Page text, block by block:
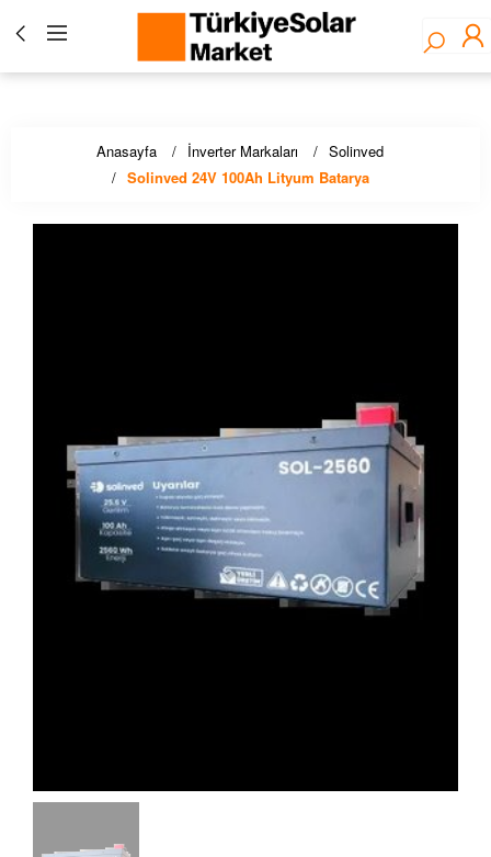
Türkiye Solar Market - Fronius Yetkili Bayisi ☀️ Solar
Panel, İnverter, Lityum Pil, EV Şarj Çözümleri - Stoktan
Hızlı Teslimat!
Anasayfa İnverter Markaları
Solinved
Solinved 24V 100Ah Lityum Batarya